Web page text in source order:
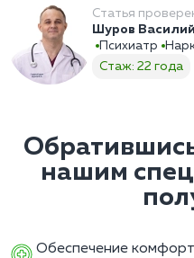
Статья
Шуров
Психиатр
Стаж: 22 года
нашим
Обеспечение